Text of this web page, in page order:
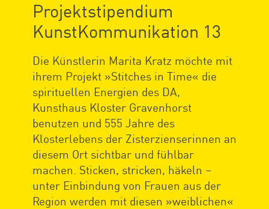
Projektstipendium
KunstKommunikation 13
Die Künstlerin Marita Kratz möchte mit
ihrem Projekt »Stitches in Time« die
spirituellen Energien des DA,
Kunsthaus Kloster Gravenhorst
benutzen und 555 Jahre des
Klosterlebens der Zisterzienserinnen an
diesem Ort sichtbar und fühlbar
machen. Sticken, stricken, häkeln –
unter Einbindung von Frauen aus der
Region werden mit diesen »weiblichen«